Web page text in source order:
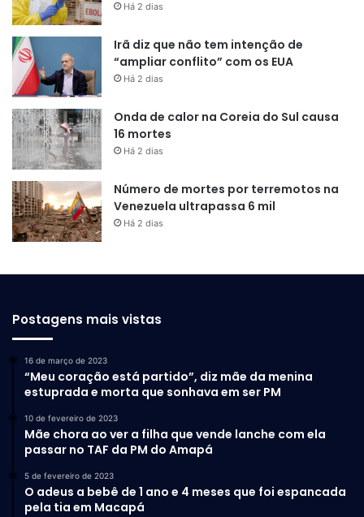
Há 2 dias
Irã diz que não tem intenção de
“ampliar conflito” com os EUA
Há 2 dias
Onda de calor na Coreia do Sul causa
16 mortes
Há 2 dias
Número de mortes por terremotos na
Venezuela ultrapassa 6 mil
Há 2 dias
Postagens mais vistas
16 de março de 2023
“Meu coração está partido”, diz mãe da menina
estuprada e morta que sonhava em ser PM
10 de fevereiro de 2023
Mãe chora ao ver a filha que vende lanche com ela
passar no TAF da PM do Amapá
5 de fevereiro de 2023
O adeus a bebê de 1 ano e 4 meses que foi espancada
pela tia em Macapá